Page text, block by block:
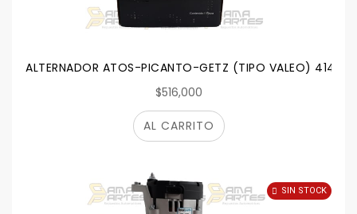
ALTERNADOR ATOS-PICANTO-GETZ (TIPO VALEO) 41434
$516,000
AL CARRITO
SIN STOCK